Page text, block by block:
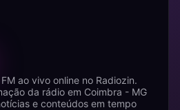
ao vivo online no Radiozin.
da rádio em Coimbra - MG
e conteúdos em tempo